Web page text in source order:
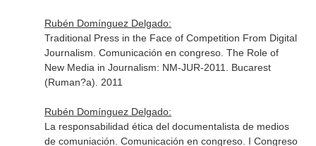
Rubén Domínguez Delgado:
Traditional Press in the Face of Competition From Digital
Journalism. Comunicación en congreso. The Role of
New Media in Journalism: NM-JUR-2011. Bucarest
(Ruman?a). 2011
Rubén Domínguez Delgado:
La responsabilidad ética del documentalista de medios
de comuniación. Comunicación en congreso. I Congreso